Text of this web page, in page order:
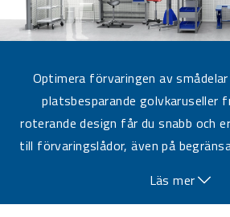
Optimera förvaringen av
platsbesparande golvkaruseller
roterande design får du snabb och
till förvaringslådor, även på
Läs mer